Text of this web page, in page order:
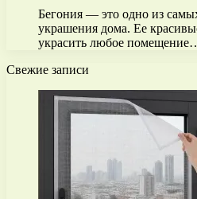
Бегония — это одно из
украшения дома. Ее
украсить любое
Свежие записи